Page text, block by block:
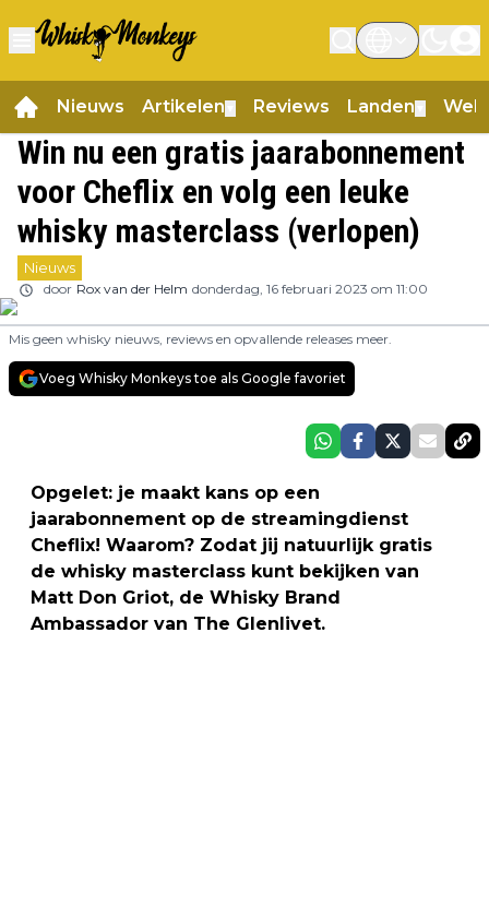
Nieuws Artikelen Reviews Landen
Win nu een gratis jaarabonnement
voor Cheflix en volg een leuke
whisky masterclass (verlopen)
Nieuws
door Rox van der Helm donderdag, 16 februari 2023 om 11:00
Mis geen whisky nieuws, reviews en opvallende releases meer.
Voeg Whisky Monkeys toe als Google favoriet
Opgelet: je maakt kans op een
jaarabonnement op de streamingdienst
Cheflix! Waarom? Zodat jij natuurlijk gratis
de whisky masterclass kunt bekijken van
Matt Don Griot, de Whisky Brand
Ambassador van The Glenlivet.